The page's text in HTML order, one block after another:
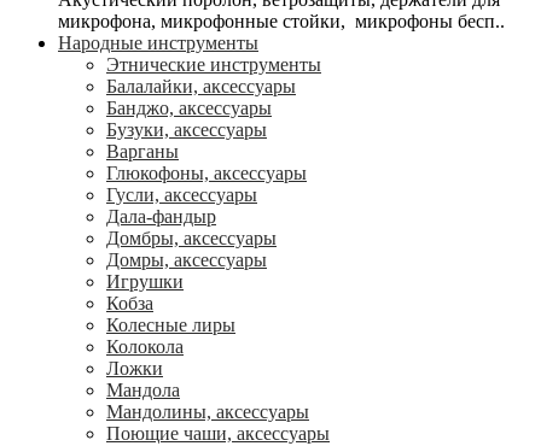
микрофона, микрофонные стойки, микрофоны бесп..
Народные инструменты
Этнические инструменты
Балалайки, аксессуары
Банджо, аксессуары
Бузуки, аксессуары
Варганы
Глюкофоны, аксессуары
Гусли, аксессуары
Дала-фандыр
Домбры, аксессуары
Домры, аксессуары
Игрушки
Кобза
Колесные лиры
Колокола
Ложки
Мандола
Мандолины, аксессуары
Поющие чаши, аксессуары